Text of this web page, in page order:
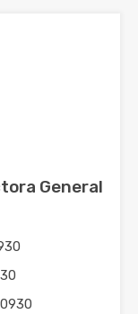
General